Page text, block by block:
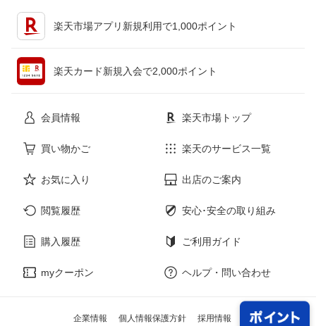
本・雑誌・コミック
楽天市場アプリ新規利用で1,000ポイント
楽天カード新規入会で2,000ポイント
会員情報 楽天市場トップ
買い物かご 楽天のサービス一覧
お気に入り 出店のご案内
閲覧履歴 安心･安全の取り組み
購入履歴 ご利用ガイド
myクーポン ヘルプ・問い合わせ
企業情報 個人情報保護方針 採用情報